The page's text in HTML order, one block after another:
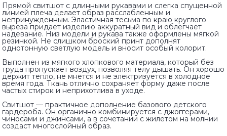
Прямой свитшот с длинными рукавами и слегка спущенной
линией плеча делает образ расслабленным и
непринужденным. Эластичная тесьма по краю круглого
выреза придает изделию аккуратный вид и облегчает
надевание. Низ модели и рукава также оформлены мягкой
резинкой. Не слишком броский принт дополнят
однотонную светлую модель и вносит особый колорит.
Выполнен из мягкого хлопкового материала, который без
труда пропускает воздух, позволяя телу дышать. Он хорошо
держит тепло, не мнется и не электризуется в холодное
время года. Ткань отлично сохраняет форму даже после
частых стирок и неприхотлива в уходе.
Свитшот — практичное дополнение базового детского
гардероба. Он органично комбинируется с джоггерами,
чиносами и джинсами, а в сочетании с жилетом на молнии
создаст многослойный образ.